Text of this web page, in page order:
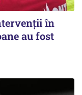
în
au fost